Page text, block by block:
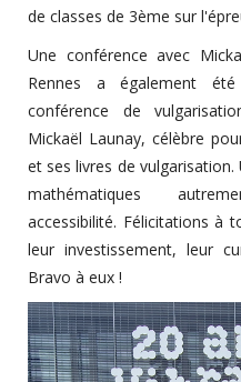
de classes de 3ème sur
Une conférence avec
Rennes a également
conférence de
Mickaël Launay, célèbre
et ses livres de
mathématiques
accessibilité. Félicitations à
leur investissement, leur
Bravo à eux !